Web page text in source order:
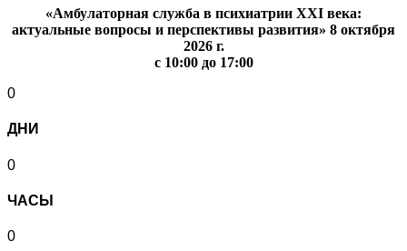
«Амбулаторная служба в психиатрии XXI века:
актуальные вопросы и перспективы развития» 8 октября
2026 г.
с 10:00 до 17:00
0
ДНИ
0
ЧАСЫ
0